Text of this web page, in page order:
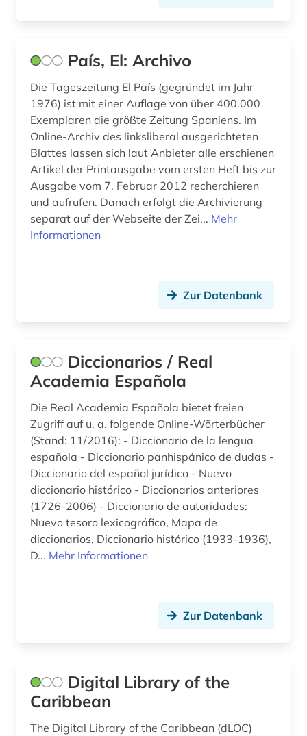
País, El: Archivo
Die Tageszeitung El País (gegründet im Jahr
1976) ist mit einer Auflage von über 400.000
Exemplaren die größte Zeitung Spaniens. Im
Online-Archiv des linksliberal ausgerichteten
Blattes lassen sich laut Anbieter alle erschienen
Artikel der Printausgabe vom ersten Heft bis zur
Ausgabe vom 7. Februar 2012 recherchieren
und aufrufen. Danach erfolgt die Archivierung
separat auf der Webseite der Zei... Mehr
Informationen
Zur Datenbank
Diccionarios / Real
Academia Española
Die Real Academia Española bietet freien
Zugriff auf u. a. folgende Online-Wörterbücher
(Stand: 11/2016): - Diccionario de la lengua
española - Diccionario panhispánico de dudas -
Diccionario del español jurídico - Nuevo
diccionario histórico - Diccionarios anteriores
(1726-2006) - Diccionario de autoridades:
Nuevo tesoro lexicográfico, Mapa de
diccionarios, Diccionario histórico (1933-1936),
D... Mehr Informationen
Zur Datenbank
Digital Library of the
Caribbean
The Digital Library of the Caribbean (dLOC)